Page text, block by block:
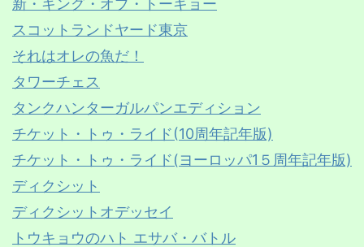
新・キング・オブ・トーキョー
スコットランドヤード東京
それはオレの魚だ！
タワーチェス
タンクハンターガルパンエディション
チケット・トゥ・ライド(10周年記年版)
チケット・トゥ・ライド(ヨーロッパ1５周年記年版)
ディクシット
ディクシットオデッセイ
トウキョウのハト エサバ・バトル